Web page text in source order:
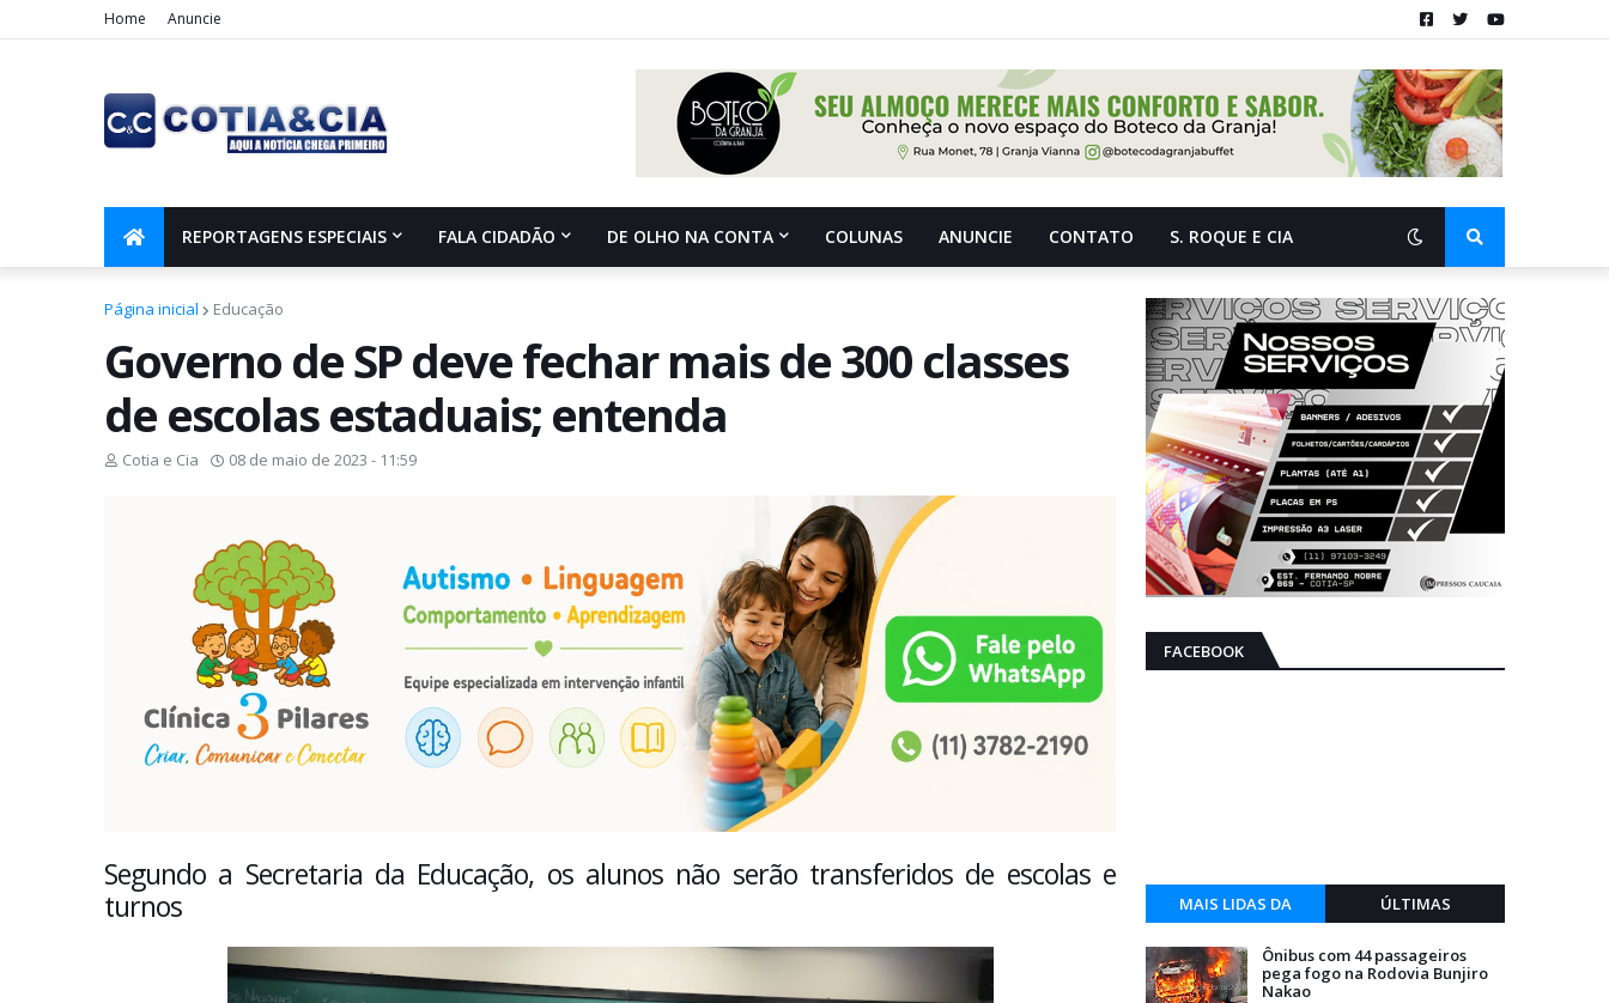
Home Anuncie
REPORTAGENS ESPECIAIS FALA CIDADÃO DE OLHO NA CONTA COLUNAS ANUNCIE CONTATO S. ROQUE E CIA
Página inicial Educação
Governo de SP deve fechar mais de 300 classes
de escolas estaduais; entenda
Cotia e Cia 08 de maio de 2023 - 11:59
Segundo a Secretaria da Educação, os alunos não serão transferidos de escolas e
turnos
FACEBOOK
MAIS LIDAS DA
SEMANA
ÚLTIMAS
Ônibus com 44 passageiros
pega fogo na Rodovia Bunjiro
Nakao